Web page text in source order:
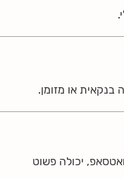
או מזומן.
יכולה פשוט